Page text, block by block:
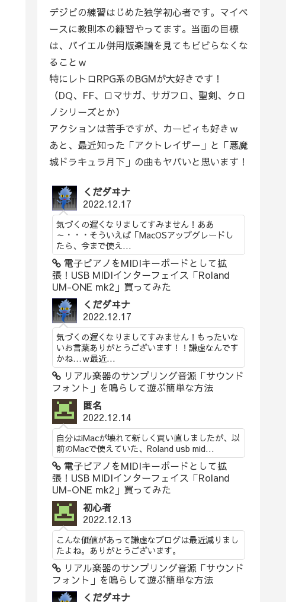
デジピの練習はじめた独学初心者です。マイペ
ースに教則本の練習やってます。当面の目標
は、バイエル併用版楽譜を見てもビビらなくな
ることｗ
特にレトロRPG系のBGMが大好きです！
（DQ、FF、ロマサガ、サガフロ、聖剣、クロ
ノシリーズとか）
アクションは苦手ですが、カービィも好きｗ
あと、最近知った「アクトレイザー」と「悪魔
城ドラキュラ月下」の曲もヤバいと思います！
くだダヰナ
2022.12.17
気づくの遅くなりましてすみません！ああ
～・・・そういえば「MacOSアップグレードし
たら、今まで使え...
電子ピアノをMIDIキーボードとして拡
張！USB MIDIインターフェイス「Roland
UM-ONE mk2」買ってみた
くだダヰナ
2022.12.17
気づくの遅くなりましてすみません！もったいな
いお言葉ありがとうございます！！謙虚なんです
かね…ｗ最近...
リアル楽器のサンプリング音源「サウンド
フォント」を鳴らして遊ぶ簡単な方法
匿名
2022.12.14
自分はiMacが壊れて新しく買い直しましたが、以
前のMacで使えていた、Roland usb mid...
電子ピアノをMIDIキーボードとして拡
張！USB MIDIインターフェイス「Roland
UM-ONE mk2」買ってみた
初心者
2022.12.13
こんな価値があって謙虚なブログは最近減りまし
たよね。ありがとうございます。
リアル楽器のサンプリング音源「サウンド
フォント」を鳴らして遊ぶ簡単な方法
くだダヰナ